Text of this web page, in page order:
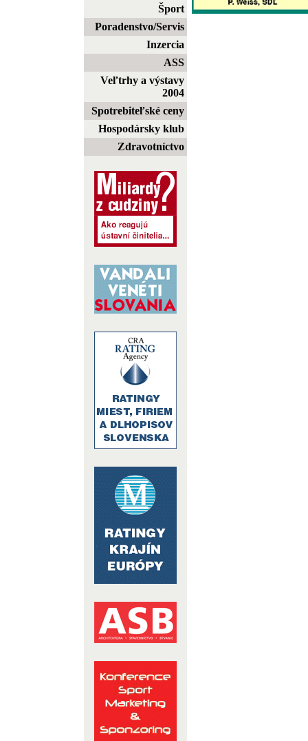
Šport
Poradenstvo/Servis
Inzercia
ASS
Veľtrhy a výstavy
2004
Spotrebiteľské ceny
Hospodársky klub
Zdravotníctvo